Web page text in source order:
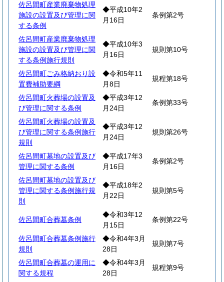
佐呂間町産業廃棄物処理
施設の設置及び管理に関
する条例
◆平成10年2
月16日
条例第2号
佐呂間町産業廃棄物処理
施設の設置及び管理に関
する条例施行規則
◆平成10年3
月16日
規則第10号
佐呂間町ごみ格納おり設
置費補助要綱
◆令和5年11
月8日
規程第18号
佐呂間町火葬場の設置及
び管理に関する条例
◆平成3年12
月24日
条例第33号
佐呂間町火葬場の設置及
び管理に関する条例施行
規則
◆平成3年12
月24日
規則第26号
佐呂間町墓地の設置及び
管理に関する条例
◆平成17年3
月16日
条例第2号
佐呂間町墓地の設置及び
管理に関する条例施行規
則
◆平成18年2
月22日
規則第5号
佐呂間町合葬墓条例
◆令和3年12
月15日
条例第22号
佐呂間町合葬墓条例施行
規則
◆令和4年3月
28日
規則第7号
佐呂間町合葬墓の運用に
関する規程
◆令和4年3月
28日
規程第9号